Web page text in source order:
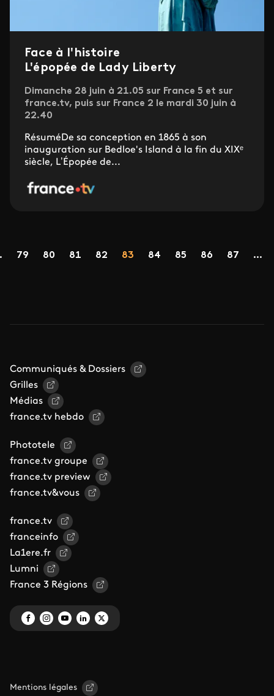
Face à l'histoire
L'épopée de Lady Liberty
Dimanche 28 juin à 21.05 sur France 5 et sur
france.tv, puis sur France 2 le mardi 30 juin à
22.40
RésuméDe sa conception en 1865 à son
inauguration sur Bedloe's Island à la fin du XIXᵉ
siècle, L’Épopée de...
Page
79 Page
80 Page
81 Page
82 Page
83 Page
84 Page
85 Page
86 Page
87 ...
Communiqués & Dossiers
Grilles
Médias
france.tv hebdo
Phototele
france.tv groupe
france.tv preview
france.tv&vous
france.tv
franceinfo
La1ere.fr
Lumni
France 3 Régions
Mentions légales